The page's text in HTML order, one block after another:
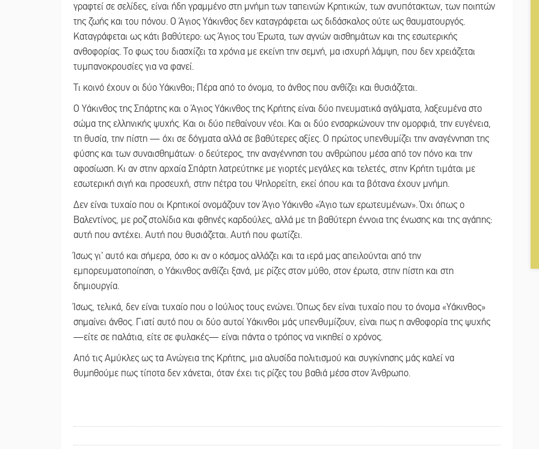
γραφτεί σε σελίδες, είναι ήδη γραμμένο στη μνήμη των ταπεινών Κρητικών, των ανυπότακτων, των ποιητών
της ζωής και του πόνου. Ο Άγιος Υάκινθος δεν καταγράφεται ως διδάσκαλος ούτε ως θαυματουργός.
Καταγράφεται ως κάτι βαθύτερο: ως Άγιος του Έρωτα, των αγνών αισθημάτων και της εσωτερικής
ανθοφορίας. Το φως του διασχίζει τα χρόνια με εκείνη την σεμνή, μα ισχυρή λάμψη, που δεν χρειάζεται
τυμπανοκρουσίες για να φανεί.
Τι κοινό έχουν οι δύο Υάκινθοι; Πέρα από το όνομα, το άνθος που ανθίζει και θυσιάζεται.
Ο Υάκινθος της Σπάρτης και ο Άγιος Υάκινθος της Κρήτης είναι δύο πνευματικά αγάλματα, λαξευμένα στο
σώμα της ελληνικής ψυχής. Και οι δύο πεθαίνουν νέοι. Και οι δύο ενσαρκώνουν την ομορφιά, την ευγένεια,
τη θυσία, την πίστη — όχι σε δόγματα αλλά σε βαθύτερες αξίες. Ο πρώτος υπενθυμίζει την αναγέννηση της
φύσης και των συναισθημάτων· ο δεύτερος, την αναγέννηση του ανθρώπου μέσα από τον πόνο και την
αφοσίωση. Κι αν στην αρχαία Σπάρτη λατρεύτηκε με γιορτές μεγάλες και τελετές, στην Κρήτη τιμάται με
εσωτερική σιγή και προσευχή, στην πέτρα του Ψηλορείτη, εκεί όπου και τα βότανα έχουν μνήμη.
Δεν είναι τυχαίο που οι Κρητικοί ονομάζουν τον Άγιο Υάκινθο «Άγιο των ερωτευμένων». Όχι όπως ο
Βαλεντίνος, με ροζ στολίδια και φθηνές καρδούλες, αλλά με τη βαθύτερη έννοια της ένωσης και της αγάπης:
αυτή που αντέχει. Αυτή που θυσιάζεται. Αυτή που φωτίζει.
Ίσως γι’ αυτό και σήμερα, όσο κι αν ο κόσμος αλλάζει και τα ιερά μας απειλούνται από την
εμπορευματοποίηση, ο Υάκινθος ανθίζει ξανά, με ρίζες στον μύθο, στον έρωτα, στην πίστη και στη
δημιουργία.
Ίσως, τελικά, δεν είναι τυχαίο που ο Ιούλιος τους ενώνει. Όπως δεν είναι τυχαίο που το όνομα «Υάκινθος»
σημαίνει άνθος. Γιατί αυτό που οι δύο αυτοί Υάκινθοι μάς υπενθυμίζουν, είναι πως η ανθοφορία της ψυχής
—είτε σε παλάτια, είτε σε φυλακές— είναι πάντα ο τρόπος να νικηθεί ο χρόνος.
Από τις Αμύκλες ως τα Ανώγεια της Κρήτης, μια αλυσίδα πολιτισμού και συγκίνησης μάς καλεί να
θυμηθούμε πως τίποτα δεν χάνεται, όταν έχει τις ρίζες του βαθιά μέσα στον Άνθρωπο.